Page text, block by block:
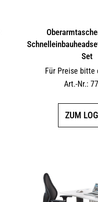
Set
Für Preise bitte
Art.-Nr.:
ZUM